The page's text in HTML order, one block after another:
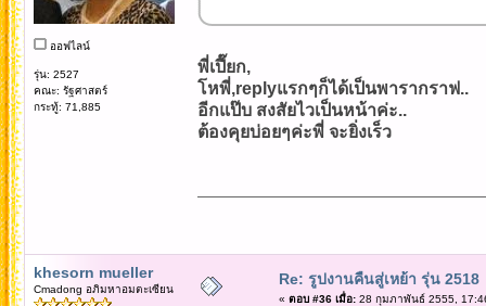
ออฟไลน์
รุ่น: 2527
คณะ: รัฐศาสตร์
กระทู้: 71,885
พี่เปี๊ยก,
โหพี่,replyแรกๆก็ได้เป็นพารากราฟ..
อีกแป๊บ สงสัยไวเป็นหน้าค่ะ..
ต้องคุยบ่อยๆค่ะพี่ จะยิ่งเร็ว
khesorn mueller
Cmadong อภิมหาอมตะเซียน
Re: รูปงานคืนสู่เหย้า รุ่น 2518
« ตอบ #36 เมื่อ:28 กุมภาพันธ์ 2555,